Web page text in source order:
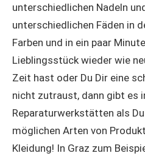
unterschiedlichen Nadeln
unterschiedlichen Fäden in
Farben und in ein paar
Lieblingsstück wieder wie
Zeit hast oder Du Dir eine
nicht zutraust, dann gibt es
Reparaturwerkstätten als
möglichen Arten von
Kleidung! In Graz zum